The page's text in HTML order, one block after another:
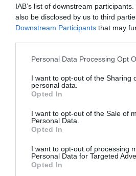
IAB’s list of downstream
also be disclosed by us to third
Downstream Participants that may
Personal Data Processing Opt
I want to opt-out of the Sharing
personal data.
Opted In
I want to opt-out of the Sale of
Personal Data.
Opted In
I want to opt-out of processing
Personal Data for Targeted
Opted In
Δείτε όλα τατελευταία νέαγια
Πολιτισμό στοCulturenow.gr
Tags
ΓΕΡΑΣΙΜΟΣ ΑΝΔΡΕΑΤΟΣ
ΣΟΦΙΑ ΠΑΠΑΖΟΓΛΟΥ
Newsletter
Κάθε βδομάδα στο e-mail σας τα
την Τέχνη και τον Πολιτισμό!